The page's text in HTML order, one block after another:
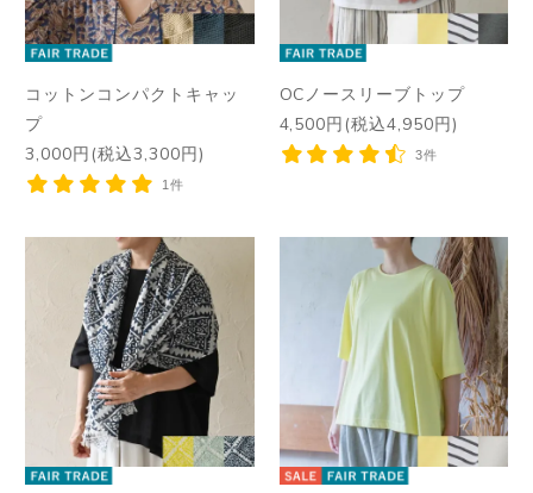
コットンコンパクトキャッ
プ
3,000円(税込3,300円)
1件
OCノースリーブトップ
4,500円(税込4,950円)
3件